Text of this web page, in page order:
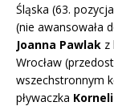
Śląska (63.
(nie awansowała
Joanna Pawlak z
Wrocław
wszechstronnym
pływaczka